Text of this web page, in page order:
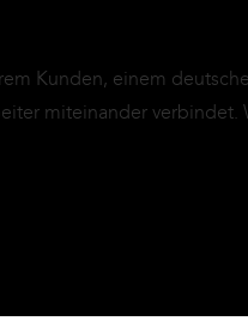
Kunden, einem
miteinander verbindet.